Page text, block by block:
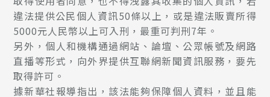
違法提供公民個人資訊50條以上，或是違法販賣所得
5000元人民幣以上可入刑，最重可判刑7年。
另外，個人和機構通過網站、論壇、公眾帳號及網路
直播等形式，向外界提供互聯網新聞資訊服務，要先
取得許可。
據新華社報導指出，該法能夠保障個人資料，並且能